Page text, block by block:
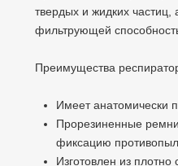
твердых и жидких частиц,
фильтрующей
Преимущества
Имеет анатомически
Прорезиненные
фиксацию
Изготовлен из